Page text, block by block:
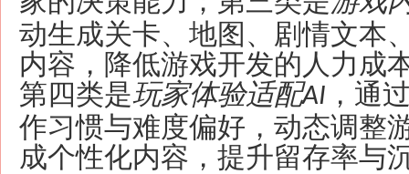
动生成关卡、地图、剧情文本
内容，降低游戏开发的人力成
第四类是玩家体验适配AI ，通
作习惯与难度偏好，动态调整
成个性化内容，提升留存率与